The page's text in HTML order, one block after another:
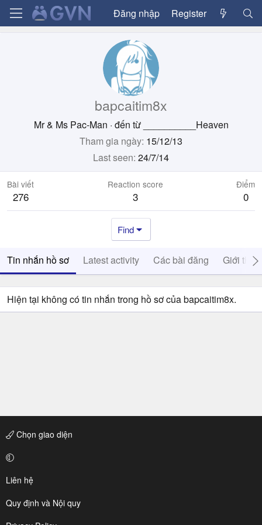
Đăng nhập Register
bapcaitim8x
Mr & Ms Pac-Man · đến từ
__________Heaven
Tham gia ngày 15/12/13
Last seen 24/7/14
Bài viết
276
Reaction score
3
Điểm
0
Find
Tin nhắn hồ sơ Latest activity Các bài đăng Giới thiệu
Hiện tại không có tin nhắn trong hồ sơ của bapcaitim8x.
Chọn giao diện
Liên hệ
Quy định và Nội quy